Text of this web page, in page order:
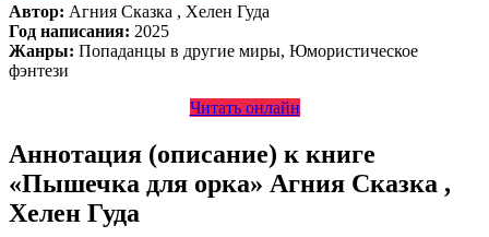
Автор: Агния Сказка , Хелен Гуда
Год написания: 2025
Жанры: Попаданцы в другие миры, Юмористическое
фэнтези
Читать онлайн
Аннотация (описание) к книге
«Пышечка для орка» Агния Сказка ,
Хелен Гуда